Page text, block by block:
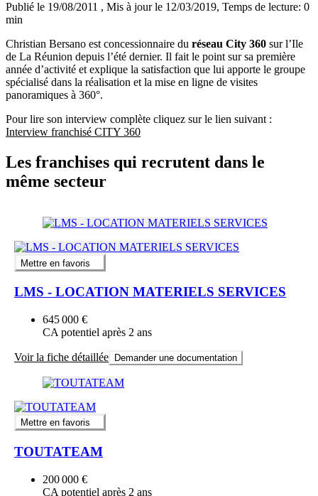
Publié le 19/08/2011 , Mis à jour le 12/03/2019, Temps de lecture: 0
min
Christian Bersano est concessionnaire du réseau City 360 sur l’Ile
de La Réunion depuis l’été dernier. Il fait le point sur sa première
année d’activité et explique la satisfaction que lui apporte le groupe
spécialisé dans la réalisation et la mise en ligne de visites
panoramiques à 360°.
Pour lire son interview complète cliquez sur le lien suivant :
Interview franchisé CITY 360
Les franchises qui recrutent dans le
même secteur
Mettre en favoris
LMS - LOCATION MATERIELS SERVICES
645 000 €
CA potentiel après 2 ans
Voir la fiche détaillée Demander une documentation
Mettre en favoris
TOUTATEAM
200 000 €
CA potentiel après 2 ans